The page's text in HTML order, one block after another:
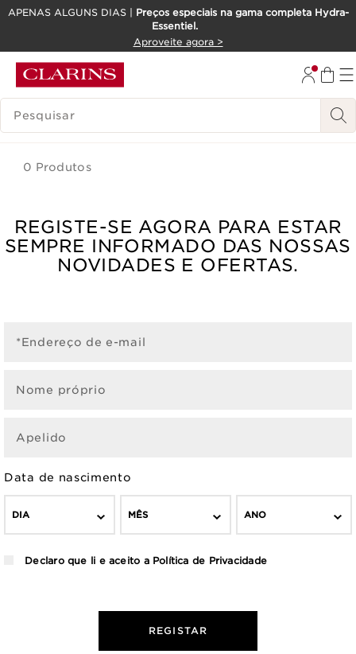
SALTAR PARA O CONTEÚDO
APENAS ALGUNS DIAS | Preços especiais na gama completa Hydra-
Essentiel.
Aproveite agora >
PESQUISAR LEGENDA
0 Produtos
REGISTE-SE AGORA PARA ESTAR
SEMPRE INFORMADO DAS NOSSAS
NOVIDADES E OFERTAS.
*Endereço de e-mail
Nome próprio
Apelido
Data de nascimento
DIA MÊS ANO
Declaro que li e aceito a Política de Privacidade
REGISTAR